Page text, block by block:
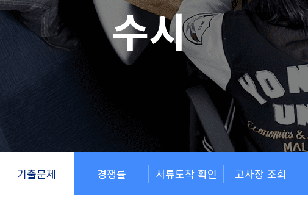
수시
기출문제 경쟁률 서류도착 확인 고사장 조회